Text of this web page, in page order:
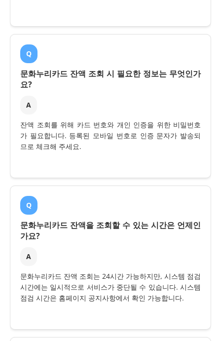
Q
문화누리카드 잔액 조회 시 필요한 정보는 무엇인가
요?
A
잔액 조회를 위해 카드 번호와 개인 인증을 위한 비밀번호
가 필요합니다. 등록된 모바일 번호로 인증 문자가 발송되
므로 체크해 주세요.
Q
문화누리카드 잔액을 조회할 수 있는 시간은 언제인
가요?
A
문화누리카드 잔액 조회는 24시간 가능하지만, 시스템 점검
시간에는 일시적으로 서비스가 중단될 수 있습니다. 시스템
점검 시간은 홈페이지 공지사항에서 확인 가능합니다.